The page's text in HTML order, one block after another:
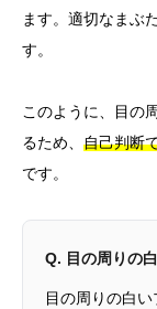
ます。適切なまぶ
す。
このように、目の
るため、 自己判断
です。
Q. 目の周りの
目の周りの白